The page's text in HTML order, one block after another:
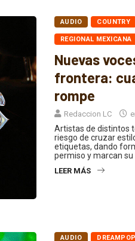
AUDIO COUNTRY
REGIONAL MEXICANA
Nuevas
frontera:
rompe
Redaccion LC
Artistas de distintos
riesgo de cruzar
etiquetas, dando
permiso y marcan su
LEER MÁS
AUDIO DREAMPOP